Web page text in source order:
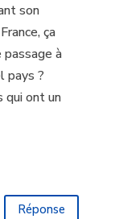
son
ça
passage à
pays ?
qui ont un
Réponse